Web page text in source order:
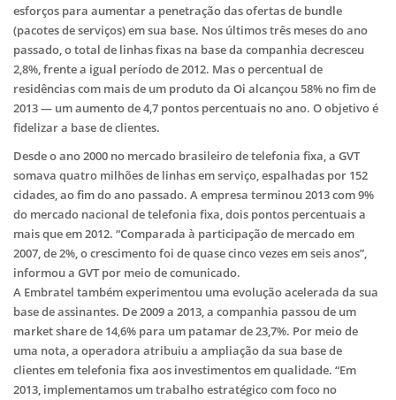
esforços para aumentar a penetração das ofertas de bundle
(pacotes de serviços) em sua base. Nos últimos três meses do ano
passado, o total de linhas fixas na base da companhia decresceu
2,8%, frente a igual período de 2012. Mas o percentual de
residências com mais de um produto da Oi alcançou 58% no fim de
2013 — um aumento de 4,7 pontos percentuais no ano. O objetivo é
fidelizar a base de clientes.
Desde o ano 2000 no mercado brasileiro de telefonia fixa, a GVT
somava quatro milhões de linhas em serviço, espalhadas por 152
cidades, ao fim do ano passado. A empresa terminou 2013 com 9%
do mercado nacional de telefonia fixa, dois pontos percentuais a
mais que em 2012. “Comparada à participação de mercado em
2007, de 2%, o crescimento foi de quase cinco vezes em seis anos”,
informou a GVT por meio de comunicado.
A Embratel também experimentou uma evolução acelerada da sua
base de assinantes. De 2009 a 2013, a companhia passou de um
market share de 14,6% para um patamar de 23,7%. Por meio de
uma nota, a operadora atribuiu a ampliação da sua base de
clientes em telefonia fixa aos investimentos em qualidade. “Em
2013, implementamos um trabalho estratégico com foco no